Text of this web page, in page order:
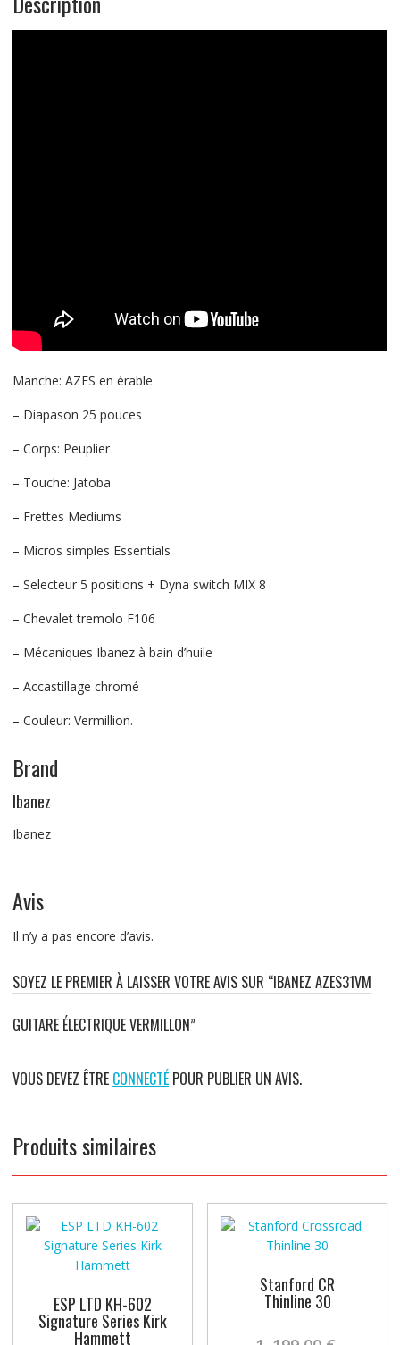
Manche: AZES en érable
– Diapason 25 pouces
– Corps: Peuplier
– Touche: Jatoba
– Frettes Mediums
– Micros simples Essentials
– Selecteur 5 positions + Dyna switch MIX 8
– Chevalet tremolo F106
– Mécaniques Ibanez à bain d’huile
– Accastillage chromé
– Couleur: Vermillion.
Brand
Ibanez
Ibanez
Avis
Il n’y a pas encore d’avis.
SOYEZ LE PREMIER À LAISSER VOTRE AVIS SUR “IBANEZ AZES31VM
GUITARE ÉLECTRIQUE VERMILLON”
VOUS DEVEZ ÊTRE CONNECTÉPOUR PUBLIER UN AVIS.
Produits similaires
ESP LTD KH-602
Signature Series Kirk
Hammett
Stanford CR
Thinline 30